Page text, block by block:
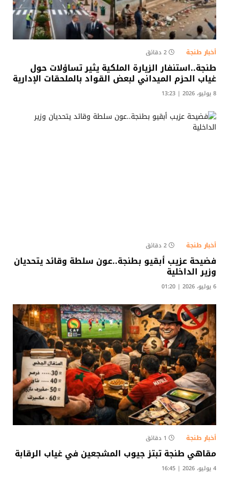
أخبار طنجة 2 دقائق
طنجة..استنفار الزيارة الملكية يثير تساؤلات حول
غياب الحزم الميداني لبعض القواد بالملحقات الإدارية​
8 يوليو، 2026 | 13:23
أخبار طنجة 2 دقائق
فضيحة عزيب أبقيو بطنجة..عون سلطة وقائد يتحديان
وزير الداخلية
6 يوليو، 2026 | 01:20
أخبار طنجة 1 دقائق
مقاهي طنجة تبتز جيوب المشجعين في غياب الرقابة
4 يوليو، 2026 | 16:45